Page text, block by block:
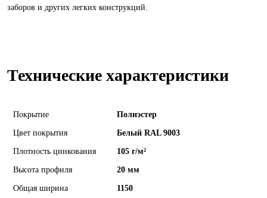
заборов и других легких конструкций.
Технические характеристики
Покрытие Полиэстер
Цвет покрытия Белый RAL 9003
Плотность цинкования 105 г/м²
Высота профиля 20 мм
Общая ширина 1150